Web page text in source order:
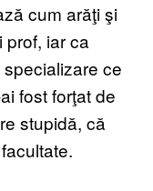
cum arăţi şi
iar ca
ce
fost forţat de
stupidă, că